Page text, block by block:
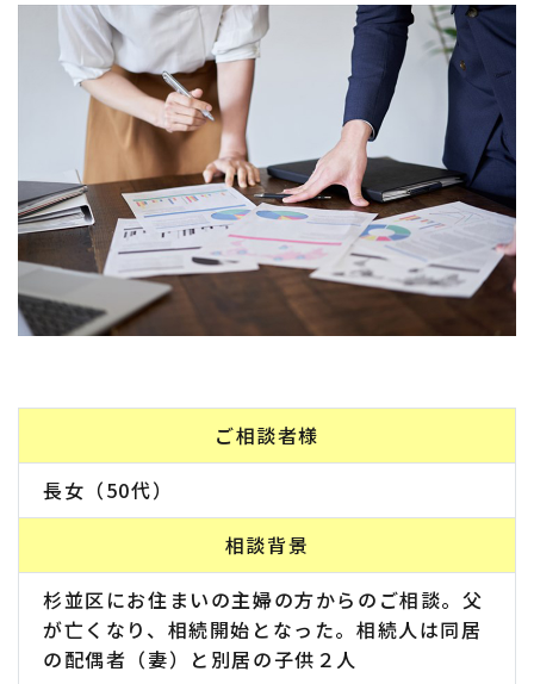
ご相談者様
長女（50代）
相談背景
杉並区にお住まいの主婦の方からのご相談。父
が亡くなり、相続開始となった。相続人は同居
の配偶者（妻）と別居の子供２人